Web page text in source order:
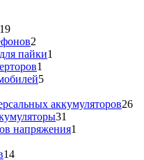
1919
товаров
2
товара
пайки1
1
товар
55
аккумуляторов2626
31
товар
напряжения1
1414